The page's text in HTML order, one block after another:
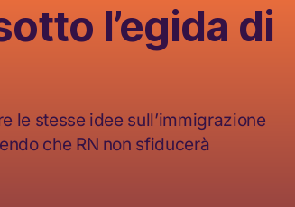
l’egida di
le stesse idee sull’immigrazione
che RN non sfiducerà